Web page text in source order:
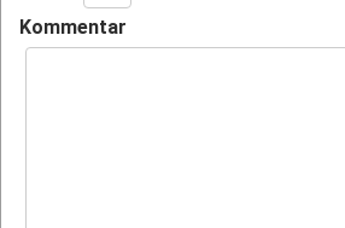
Kommentar